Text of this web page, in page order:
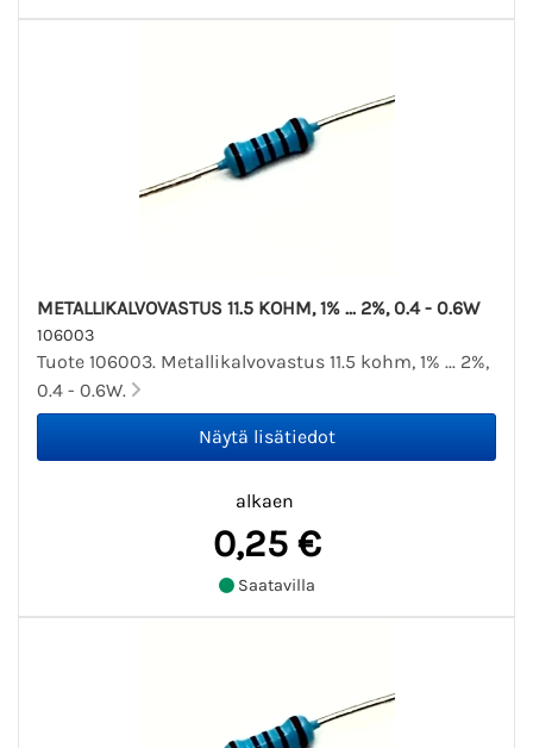
METALLIKALVOVASTUS 11.5 KOHM, 1% ... 2%, 0.4 - 0.6W
106003
Tuote 106003. Metallikalvovastus 11.5 kohm, 1% ... 2%,
0.4 - 0.6W.
alkaen
0,25 €
Saatavilla